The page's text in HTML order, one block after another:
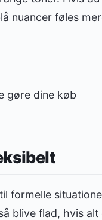
nuancer føles
gøre dine køb
formelle
blive flad, hvis alt